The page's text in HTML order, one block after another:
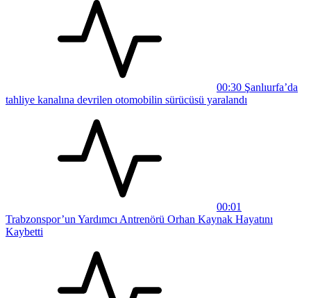
00:30 Şanlıurfa’da
tahliye kanalına devrilen otomobilin sürücüsü yaralandı
00:01
Trabzonspor’un Yardımcı Antrenörü Orhan Kaynak Hayatını
Kaybetti